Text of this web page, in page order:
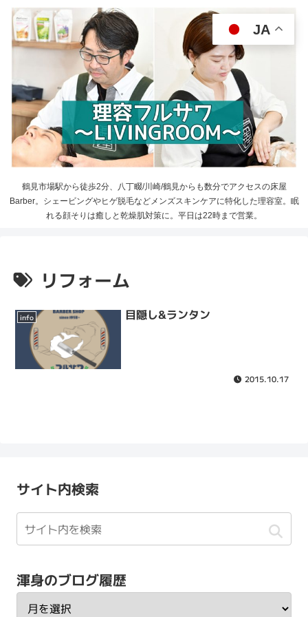
鶴見市場駅から徒歩2分、八丁畷/川崎/鶴見からも数分でアクセスの床屋
Barber。シェービングやヒゲ脱毛などメンズスキンケアに特化した理容室。眠
れる顔そりは癒しと乾燥肌対策に。平日は22時まで営業。
リフォーム
info 目隠し&ランタン
2015.10.17
サイト内検索
渾身のブログ履歴
JA